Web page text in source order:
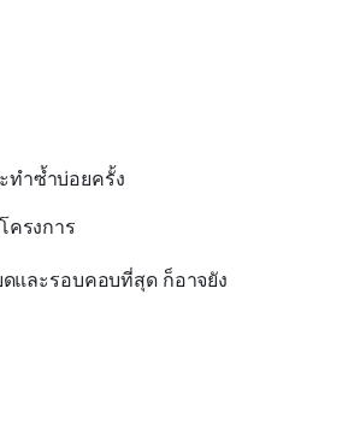
ทำซ้ำบ่อยครั้ง
ครงการ
และรอบคอบที่สุด ก็อาจยัง